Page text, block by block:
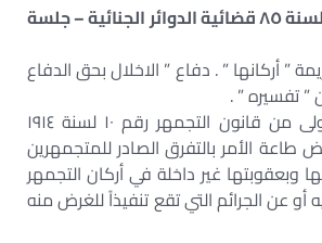
الطعن رقم ١٢٤٩٥ لسنة ٨٥ قضائية الدوائر الجنائية – جلسة
” أركانها ” . دفاع ” الاخلال بحق الدفاع
” تفسيره ” .
الموجز : المادة الأولى من قانون التجمهر رقم ١٠ لسنة ١٩١٤
الأمر بالتفرق الصادر للمتجمهرين
وبعقوبتها غير داخلة في أركان التجمهر
عن الجرائم التي تقع تنفيذاً للغرض منه